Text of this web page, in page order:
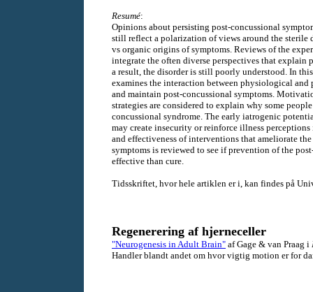
Resumé:
Opinions about persisting post-concussional
still reflect a polarization of views around the sterile
vs organic origins of symptoms. Reviews of the
integrate the often diverse perspectives that explain
a result, the disorder is still poorly understood. In
examines the interaction between physiological and
and maintain post-concussional symptoms.
strategies are considered to explain why some
concussional syndrome. The early iatrogenic
may create insecurity or reinforce illness
and effectiveness of interventions that ameliorate
symptoms is reviewed to see if prevention of the
effective than cure.
Tidsskriftet, hvor hele artiklen er i, kan findes på
Regenerering af hjerneceller
"Neurogenesis in Adult Brain" af Gage & van Praag i
Handler blandt andet om hvor vigtig motion er for